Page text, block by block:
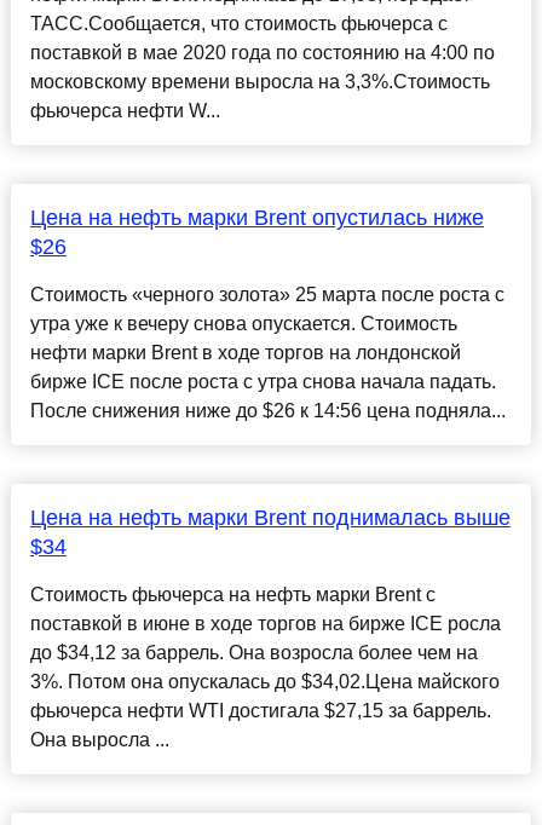
ТАСС.Сообщается, что стоимость фьючерса с
поставкой в мае 2020 года по состоянию на 4:00 по
московскому времени выросла на 3,3%.Стоимость
фьючерса нефти W...
Цена на нефть марки Brent опустилась ниже
$26
Стоимость «черного золота» 25 марта после роста с
утра уже к вечеру снова опускается. Стоимость
нефти марки Brent в ходе торгов на лондонской
бирже ICE после роста с утра снова начала падать.
После снижения ниже до $26 к 14:56 цена подняла...
Цена на нефть марки Brent поднималась выше
$34
Стоимость фьючерса на нефть марки Brent с
поставкой в июне в ходе торгов на бирже ICE росла
до $34,12 за баррель. Она возросла более чем на
3%. Потом она опускалась до $34,02.Цена майского
фьючерса нефти WTI достигала $27,15 за баррель.
Она выросла ...